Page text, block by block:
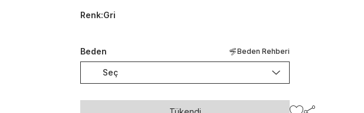
Renk:Gri
Beden Beden Rehberi
Seç